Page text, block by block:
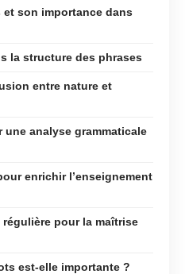
et son importance dans
la structure des phrases
entre nature et
analyse grammaticale
enrichir l’enseignement
pour la maîtrise
est-elle importante ?